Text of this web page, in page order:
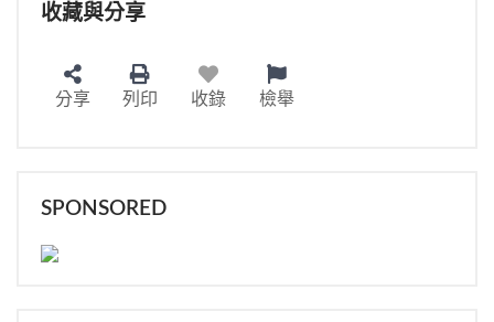
收藏與分享
分享 列印 收錄 檢舉
SPONSORED